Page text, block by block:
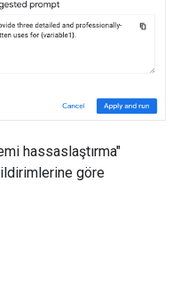
hassaslaştırma"
göre